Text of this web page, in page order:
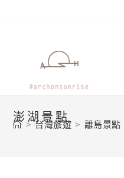
澎湖景點
> 台灣旅遊 > 離島景點